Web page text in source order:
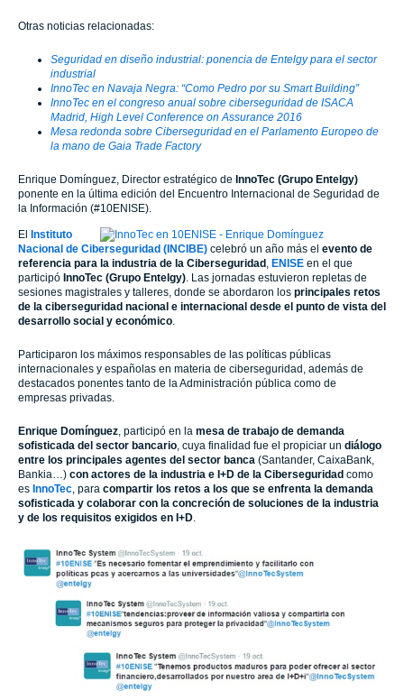
Otras noticias relacionadas:
Seguridad en diseño industrial: ponencia de Entelgy para el sector
industrial
InnoTec en Navaja Negra: “Como Pedro por su Smart Building”
InnoTec en el congreso anual sobre ciberseguridad de ISACA
Madrid, High Level Conference on Assurance 2016
Mesa redonda sobre Ciberseguridad en el Parlamento Europeo de
la mano de Gaia Trade Factory
Enrique Domínguez, Director estratégico de InnoTec (Grupo Entelgy)
ponente en la última edición del Encuentro Internacional de Seguridad de
la Información (#10ENISE).
El
Instituto
Nacional de Ciberseguridad (INCIBE) celebró un año más el evento de
referencia para la industria de la Ciberseguridad , ENISE en el que
participó InnoTec (Grupo Entelgy). Las jornadas estuvieron repletas de
sesiones magistrales y talleres, donde se abordaron los principales retos
de la ciberseguridad nacional e internacional desde el punto de vista del
desarrollo social y económico.
Participaron los máximos responsables de las políticas públicas
internacionales y españolas en materia de ciberseguridad, además de
destacados ponentes tanto de la Administración pública como de
empresas privadas.
Enrique Domínguez, participó en la mesa de trabajo de demanda
sofisticada del sector bancario, cuya finalidad fue el propiciar un diálogo
entre los principales agentes del sector banca (Santander, CaixaBank,
Bankia…) con actores de la industria e I+D de la Ciberseguridad como
es InnoTec, para compartir los retos a los que se enfrenta la demanda
sofisticada y colaborar con la concreción de soluciones de la industria
y de los requisitos exigidos en I+D.